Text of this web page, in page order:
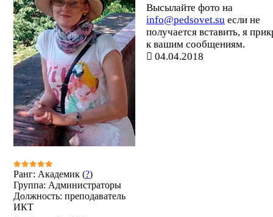
Ранг: Академик (?)
Группа: Администраторы
Должность: преподаватель
ИКТ
Высылайте фото на
info@pedsovet.su если не
получается вставить, я
к вашим сообщениям.
04.04.2018